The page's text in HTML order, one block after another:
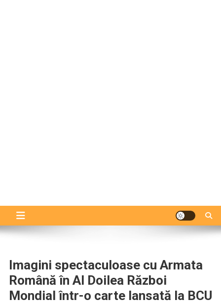
Imagini spectaculoase cu Armata
Română în Al Doilea Război
Mondial într-o carte lansată la BCU